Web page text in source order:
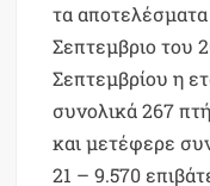
τα
Σεπτεμβριο του
Σεπτεμβρίου η
συνολικά 267
και μετέφερε
21 – 9.570